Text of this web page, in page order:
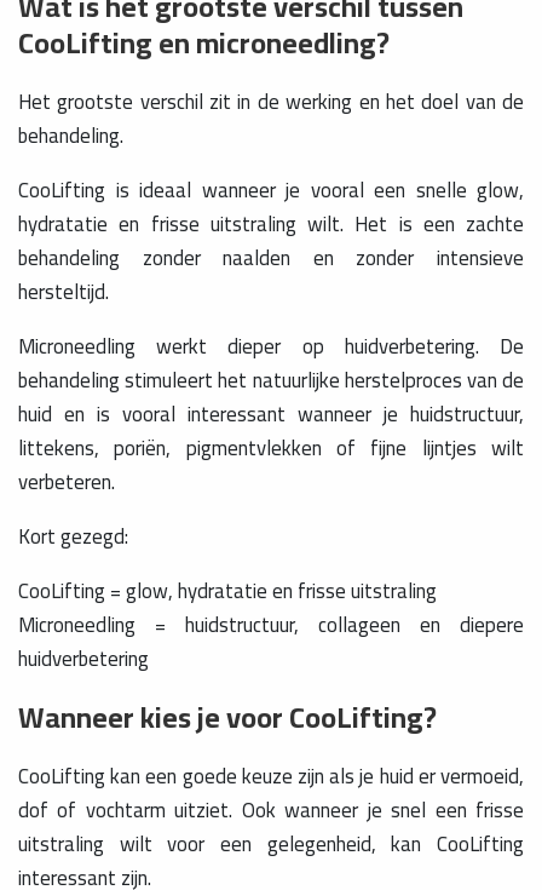
CooLifting en microneedling?
Het grootste verschil zit in de werking en het doel van de
behandeling.
CooLifting is ideaal wanneer je vooral een snelle glow,
hydratatie en frisse uitstraling wilt. Het is een zachte
behandeling zonder naalden en zonder intensieve
hersteltijd.
Microneedling werkt dieper op huidverbetering. De
behandeling stimuleert het natuurlijke herstelproces van de
huid en is vooral interessant wanneer je huidstructuur,
littekens, poriën, pigmentvlekken of fijne lijntjes wilt
verbeteren.
Kort gezegd:
CooLifting = glow, hydratatie en frisse uitstraling
Microneedling = huidstructuur, collageen en diepere
huidverbetering
Wanneer kies je voor CooLifting?
CooLifting kan een goede keuze zijn als je huid er vermoeid,
dof of vochtarm uitziet. Ook wanneer je snel een frisse
uitstraling wilt voor een gelegenheid, kan CooLifting
interessant zijn.